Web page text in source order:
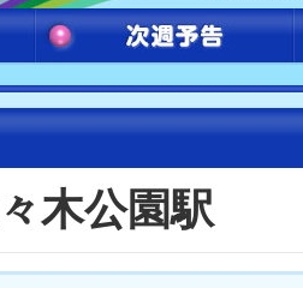
木公園駅